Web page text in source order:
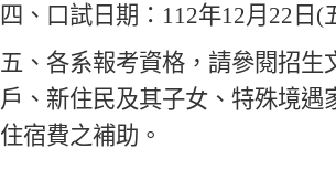
四 、 口試日期 ： 112年12月 22 日 (
五 、 各系報考資格 ， 請參閱招生
戶 、 新住民及其子女 、 特殊境遇
住宿費之補助 。